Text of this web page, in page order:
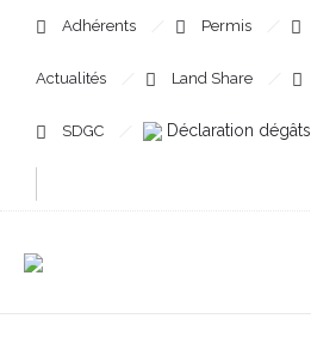
Adhérents Permis
Actualités Land Share
SDGC Déclaration dégâts